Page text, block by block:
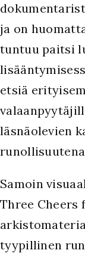
ja on
tuntuu paitsi
etsiä
läsnäolevien
Samoin
Three Cheers
tyypillinen